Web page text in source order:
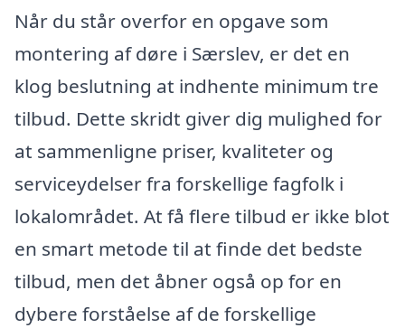
Når du står overfor en opgave som
montering af døre i Særslev, er det en
klog beslutning at indhente minimum tre
tilbud. Dette skridt giver dig mulighed for
at sammenligne priser, kvaliteter og
serviceydelser fra forskellige fagfolk i
lokalområdet. At få flere tilbud er ikke blot
en smart metode til at finde det bedste
tilbud, men det åbner også op for en
dybere forståelse af de forskellige